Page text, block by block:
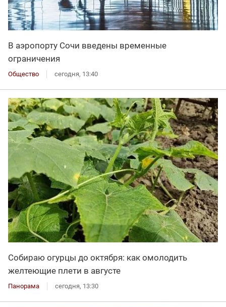
В аэропорту Сочи введены временные
ограничения
Общество сегодня, 13:40
Собираю огурцы до октября: как омолодить
желтеющие плети в августе
Панорама сегодня, 13:30